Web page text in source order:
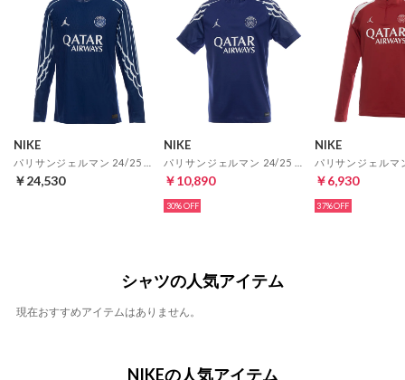
NIKE
￥24,530
NIKE
￥10,890
30%
NIKE
￥6,930
37%
シャツの人気アイテム
現在おすすめアイテムはありません。
NIKEの人気アイテム